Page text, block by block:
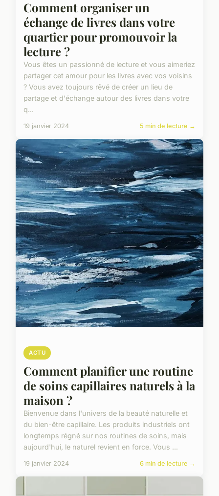
Comment organiser un
échange de livres dans votre
quartier pour promouvoir la
lecture ?
Vous êtes un passionné de lecture et vous aimeriez
partager cet amour pour les livres avec vos voisins
? Vous avez toujours rêvé de créer un lieu de
partage et d'échange autour des livres dans votre
q...
19 janvier 2024 5 min de lecture →
ACTU
Comment planifier une routine
de soins capillaires naturels à la
maison ?
Bienvenue dans l'univers de la beauté naturelle et
du bien-être capillaire. Les produits industriels ont
longtemps régné sur nos routines de soins, mais
aujourd'hui, le naturel revient en force. Vous ...
19 janvier 2024 6 min de lecture →